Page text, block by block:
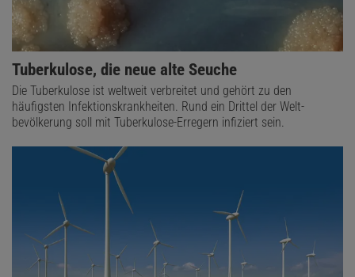
Tuberkulose, die neue alte Seuche
Die Tuberkulose ist weltweit verbreitet und gehört zu den
häufigsten Infektions­krankheiten. Rund ein Drittel der Welt­
bevölkerung soll mit Tuberkulose-Erregern infiziert sein.